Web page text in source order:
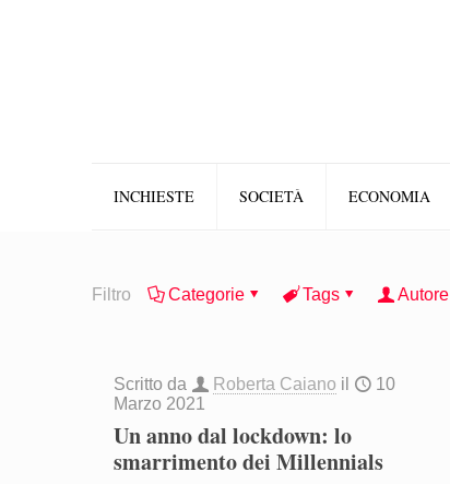
INCHIESTE SOCIETÀ ECONOMIA
Filtro Categorie Tags Autore
Scritto da Roberta Caiano il
10
Marzo 2021
Un anno dal lockdown: lo
smarrimento dei Millennials